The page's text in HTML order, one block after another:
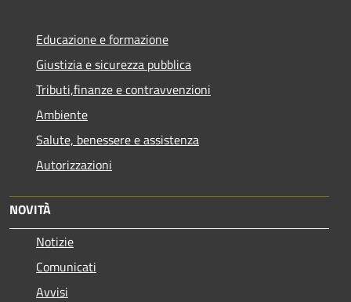
Educazione e formazione
Giustizia e sicurezza pubblica
Tributi,finanze e contravvenzioni
Ambiente
Salute, benessere e assistenza
Autorizzazioni
NOVITÀ
Notizie
Comunicati
Avvisi